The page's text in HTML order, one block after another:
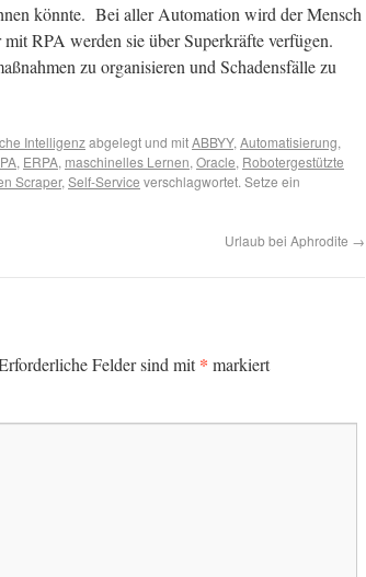
könnte. Bei aller Automation wird der Mensch
RPA werden sie über Superkräfte verfügen.
zu organisieren und Schadensfälle zu
Intelligenzabgelegt und mitABBYY, Automatisierung,
, ERPA, maschinelles Lernen, Oracle, Robotergestützte
Scraper, Self-Service verschlagwortet. Setze ein
Urlaub bei Aphrodite →
Felder sind mit* markiert